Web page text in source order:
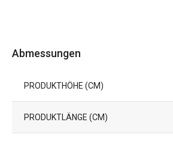
Abmessungen
PRODUKTHÖHE (CM)
PRODUKTLÄNGE (CM)